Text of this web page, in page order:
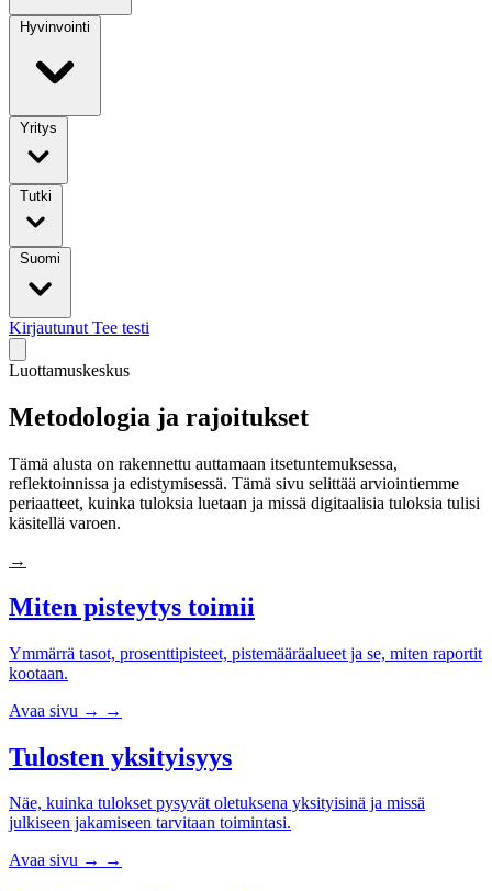
Hyvinvointi
Yritys
Tutki
Suomi
Kirjautunut Tee testi
Luottamuskeskus
Metodologia ja rajoitukset
Tämä alusta on rakennettu auttamaan itsetuntemuksessa,
reflektoinnissa ja edistymisessä. Tämä sivu selittää arviointiemme
periaatteet, kuinka tuloksia luetaan ja missä digitaalisia tuloksia tulisi
käsitellä varoen.
→
Miten pisteytys toimii
Ymmärrä tasot, prosenttipisteet, pistemääräalueet ja se, miten raportit
kootaan.
Avaa sivu → →
Tulosten yksityisyys
Näe, kuinka tulokset pysyvät oletuksena yksityisinä ja missä
julkiseen jakamiseen tarvitaan toimintasi.
Avaa sivu → →